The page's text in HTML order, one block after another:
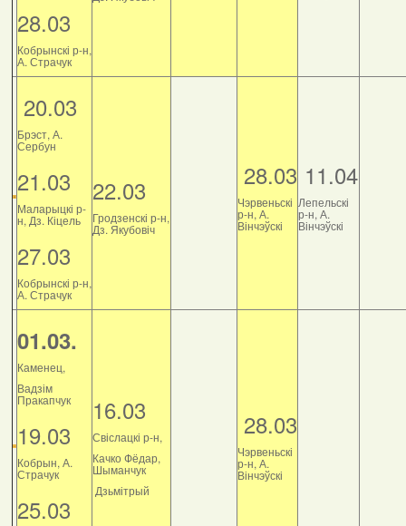
28.03
Кобрынскі р-н,
А. Страчук
20.03
Брэст, А.
Сербун
21.03
Маларыцкі р-
н, Дз. Кіцель
27.03
Кобрынскі р-н,
А. Страчук
22.03
Гродзенскі р-н,
Дз. Якубовіч
28.03
Чэрвеньскі
р-н, А.
Вінчэўскі
11.04
Лепельскі
р-н, А.
Вінчэўскі
01.03.
Каменец,
Вадзім
Пракапчук
19.03
Кобрын, А.
Страчук
25.03
16.03
Свіслацкі р-н,
Качко Фёдар,
Шыманчук
Дзьмітрый
28.03
Чэрвеньскі
р-н, А.
Вінчэўскі